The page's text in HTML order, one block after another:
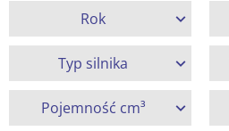
Rok
Typ silnika
Pojemność cm³